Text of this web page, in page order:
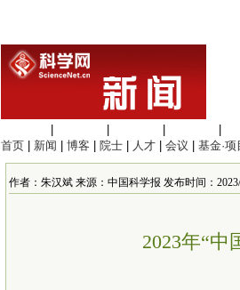
首页
新闻 博客 院士 人才 会议 基金·项
作者：朱汉斌 来源：中国科学报 发布时间：2023/
2023年“中